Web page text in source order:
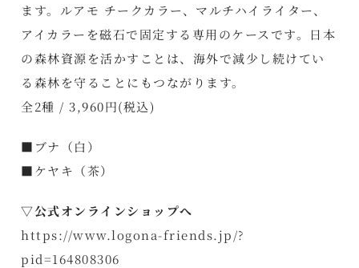
ます。ルアモ チークカラー、マルチハイライター、
アイカラーを磁石で固定する専用のケースです。日本
の森林資源を活かすことは、海外で減少し続けてい
る森林を守ることにもつながります。
全2種 / 3,960円(税込)
■ブナ（白）
■ケヤキ（茶）
▽公式オンラインショップへ
https://www.logona-friends.jp/?
pid=164808306